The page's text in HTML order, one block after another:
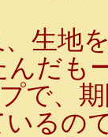
生地
だも
で、
いるの